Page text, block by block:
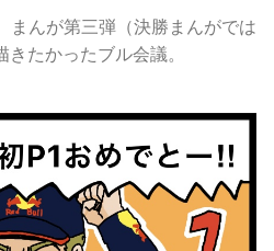
まんが第三弾（決勝まんがでは
きたかったブル会議。